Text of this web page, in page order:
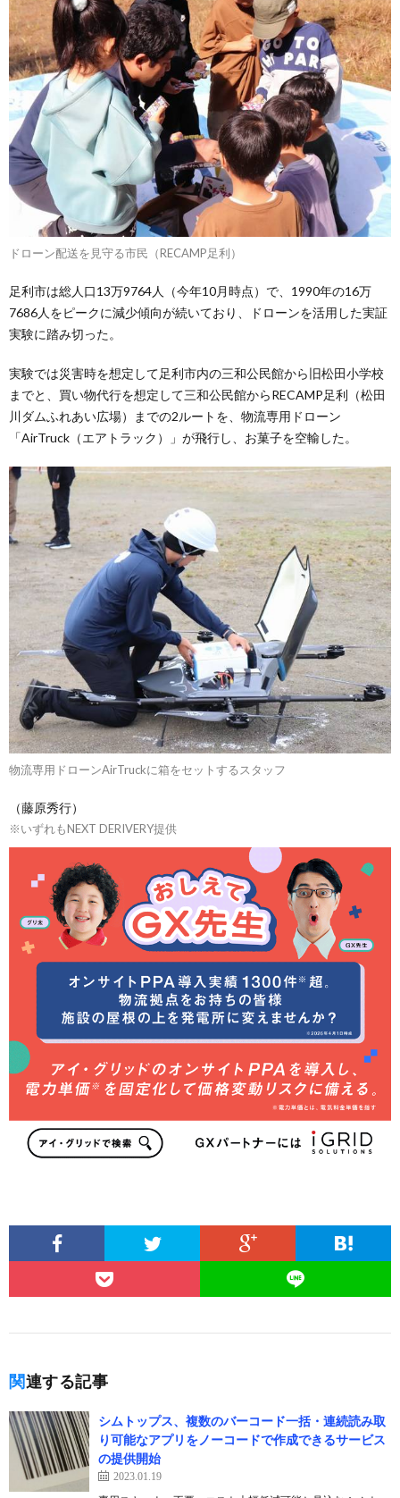
ドローン配送を見守る市民（RECAMP足利）
足利市は総人口13万9764人（今年10月時点）で、1990年の16万
7686人をピークに減少傾向が続いており、ドローンを活用した実証
実験に踏み切った。
実験では災害時を想定して足利市内の三和公民館から旧松田小学校
までと、買い物代行を想定して三和公民館からRECAMP足利（松田
川ダムふれあい広場）までの2ルートを、物流専用ドローン
「AirTruck（エアトラック）」が飛行し、お菓子を空輸した。
物流専用ドローンAirTruckに箱をセットするスタッフ
（藤原秀行）
※いずれもNEXT DERIVERY提供
関連する記事
シムトップス、複数のバーコード一括・連続読み取
り可能なアプリをノーコードで作成できるサービス
の提供開始
2023.01.19